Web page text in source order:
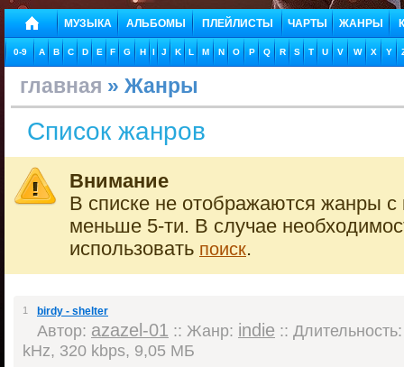
МУЗЫКА АЛЬБОМЫ ПЛЕЙЛИСТЫ ЧАРТЫ ЖАНРЫ
0-9 A B C D E F G H I J K L M N O P Q R S T U V W X Y
главная » Жанры
Список жанров
Внимание
В списке не отображаются жанры с
меньше 5-ти. В случае
использовать поиск.
1 birdy - shelter
Автор: azazel-01 :: Жанр: indie ::
kHz, 320 kbps, 9,05 МБ